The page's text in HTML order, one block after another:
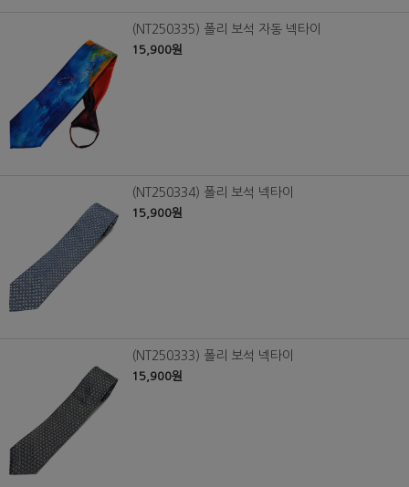
(NT250335) 폴리 보석 자동 넥타이
15,900원
(NT250334) 폴리 보석 넥타이
15,900원
(NT250333) 폴리 보석 넥타이
15,900원